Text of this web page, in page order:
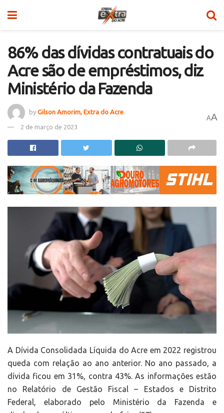
86% das dívidas contratuais do
Acre são de empréstimos, diz
Ministério da Fazenda
by Gilson Amorim, Extra do Acre
2 de março de 2023
AA
A Dívida Consolidada Líquida do Acre em 2022 registrou
queda com relação ao ano anterior. No ano passado, a
dívida ficou em 31%, contra 43%. As informações estão
no Relatório de Gestão Fiscal – Estados e Distrito
Federal, elaborado pelo Ministério da Fazenda e